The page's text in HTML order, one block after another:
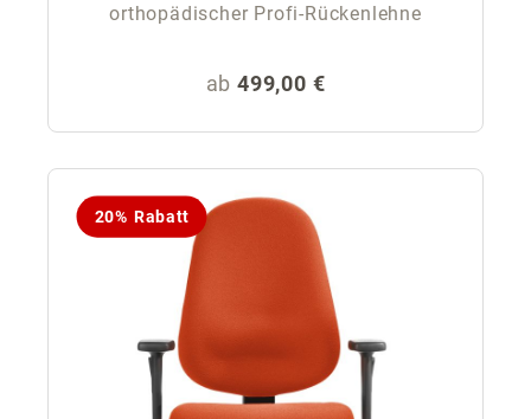
orthopädischer Profi-Rückenlehne
Regulärer Preis:
ab 499,00 €
20% Rabatt